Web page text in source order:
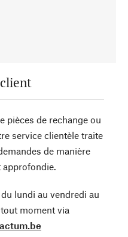
pièces de rechange ou
service clientèle traite
de manière
approfondie.
lundi au vendredi au
moment via